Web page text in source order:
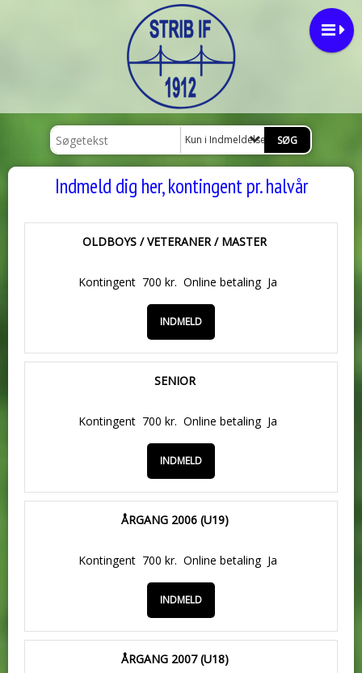
Kun i Indmeldelse
Indmeld dig her, kontingent pr. halvår
OLDBOYS / VETERANER / MASTER
Kontingent 700 kr. Online betaling Ja
INDMELD
SENIOR
Kontingent 700 kr. Online betaling Ja
INDMELD
ÅRGANG 2006 (U19)
Kontingent 700 kr. Online betaling Ja
INDMELD
ÅRGANG 2007 (U18)